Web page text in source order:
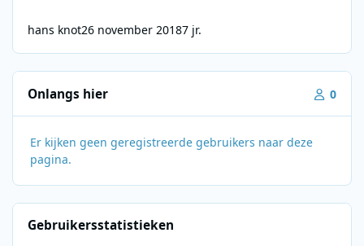
hans knot26 november 20187 jr.
Onlangs hier 0
Er kijken geen geregistreerde gebruikers naar deze
pagina.
Gebruikersstatistieken